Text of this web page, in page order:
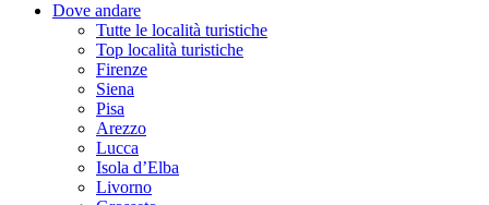
Dove andare
Tutte le località turistiche
Top località turistiche
Firenze
Siena
Pisa
Arezzo
Lucca
Isola d’Elba
Livorno